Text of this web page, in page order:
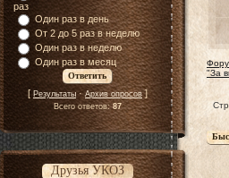
раз
Один раз в день
От 2 до 5 раз в неделю
Один раз в неделю
Один раз в месяц
[ Результаты·Архив опросов]
Всего ответов:87
Друзья УКОЗ
"За